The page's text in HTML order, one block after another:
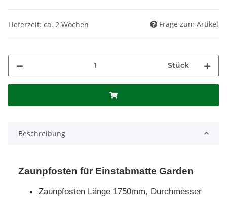
Lieferzeit: ca. 2 Wochen Frage zum Artikel
Stück
Beschreibung
Zaunpfosten für Einstabmatte Garden
Zaunpfosten Länge 1750mm, Durchmesser